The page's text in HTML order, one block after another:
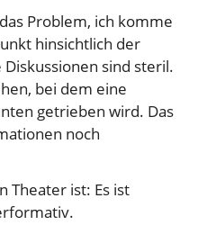
Problem, ich komme
hinsichtlich der
sind steril.
bei dem eine
getrieben wird. Das
noch
Theater ist: Es ist